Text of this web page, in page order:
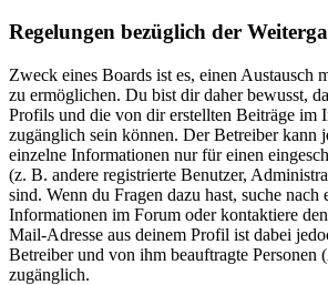
Regelungen bezüglich der
Zweck eines Boards ist es, einen Austausch
zu ermöglichen. Du bist dir daher bewusst,
Profils und die von dir erstellten Beiträge im
zugänglich sein können. Der Betreiber kann
einzelne Informationen nur für einen
(z. B. andere registrierte Benutzer,
sind. Wenn du Fragen dazu hast, suche nach
Informationen im Forum oder kontaktiere
Mail-Adresse aus deinem Profil ist dabei
Betreiber und von ihm beauftragte Personen
zugänglich.